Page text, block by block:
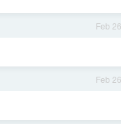
Feb 26
Feb 26